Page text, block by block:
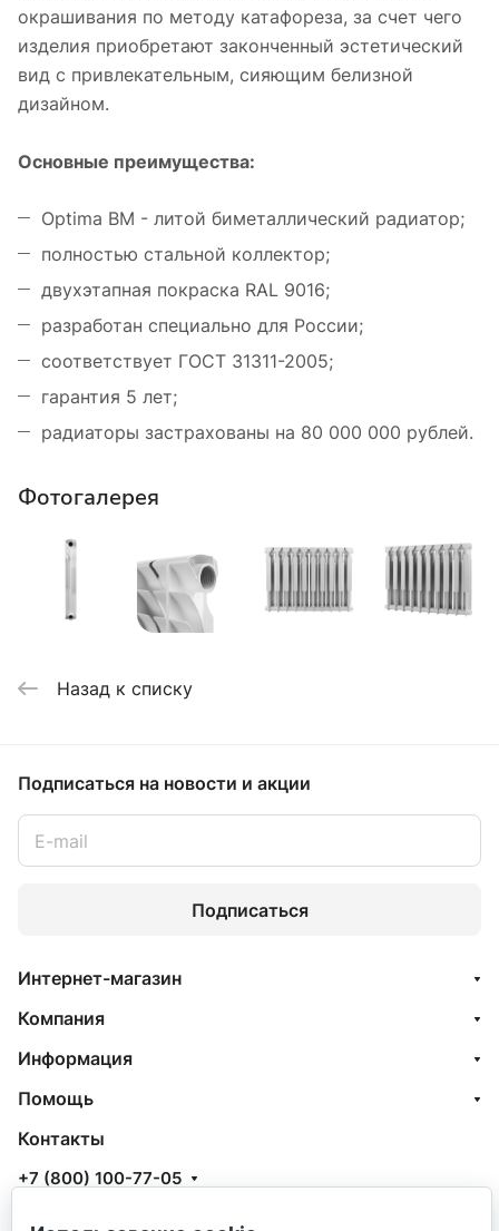
окрашивания по методу катафореза, за счет чего
изделия приобретают законченный эстетический
вид с привлекательным, сияющим белизной
дизайном.
Основные преимущества:
Optima BM - литой биметаллический радиатор;
полностью стальной коллектор;
двухэтапная покраска RAL 9016;
разработан специально для России;
соответствует ГОСТ 31311-2005;
гарантия 5 лет;
радиаторы застрахованы на 80 000 000 рублей.
Фотогалерея
Назад к списку
Подписаться на новости и акции
Подписаться
Интернет-магазин
Компания
Информация
Помощь
Контакты
+7 (800) 100-77-05